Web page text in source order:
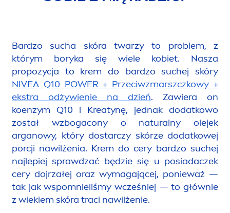
Bardzo sucha skóra twarzy to problem, z
którym boryka się wiele kobiet. Nasza
propozycja to krem do bardzo suchej skóry
NIVEA Q10 POWER + Przeciwzmarszczkowy +
ekstra odżywienie na dzień. Zawiera on
koenzym Q10 i Kreatynę, jednak dodatkowo
został wzbogacony o naturalny olejek
arganowy, który dostarczy skórze dodatkowej
porcji nawilżenia. Krem do cery bardzo suchej
najlepiej sprawdzać będzie się u posiadaczek
cery dojrzałej oraz wymagającej, ponieważ —
tak jak wspomnieliśmy wcześniej — to głównie
z wiekiem skóra traci nawilżenie.